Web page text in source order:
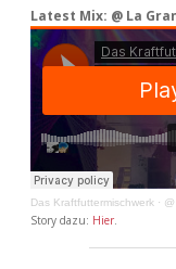
Latest Mix: @ La
Das Kraftfuttermischwerk ·
Story dazu: Hier